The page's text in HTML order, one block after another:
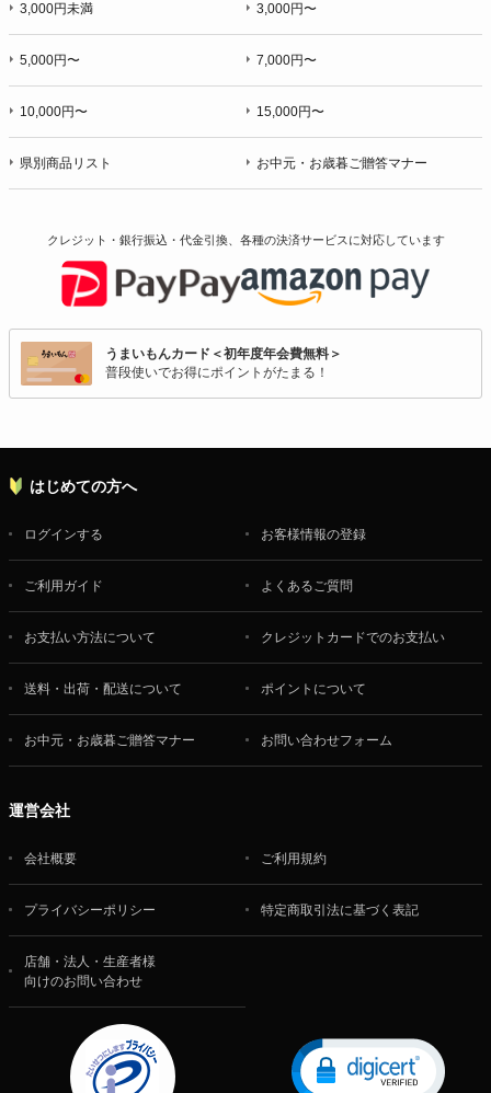
3,000円未満 3,000円〜
5,000円〜 7,000円〜
10,000円〜 15,000円〜
県別商品リスト お中元・お歳暮ご贈答マナー
クレジット・銀行振込・代金引換、各種の決済サービスに対応しています
うまいもんカード＜初年度年会費無料＞
普段使いでお得にポイントがたまる！
はじめての方へ
ログインする お客様情報の登録
ご利用ガイド よくあるご質問
お支払い方法について クレジットカードでのお支払い
送料・出荷・配送について ポイントについて
お中元・お歳暮ご贈答マナー お問い合わせフォーム
運営会社
会社概要 ご利用規約
プライバシーポリシー 特定商取引法に基づく表記
店舗・法人・生産者様
向けのお問い合わせ